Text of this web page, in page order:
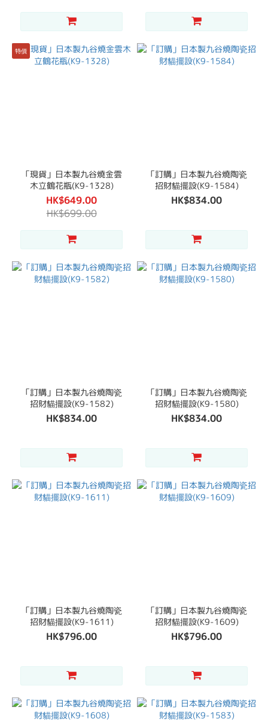
特價
「現貨」日本製九谷燒金雲
木立鶴花瓶(K9-1328)
HK$649.00
HK$699.00
「訂購」日本製九谷燒陶瓷
招財貓擺設(K9-1584)
HK$834.00
「訂購」日本製九谷燒陶瓷
招財貓擺設(K9-1582)
HK$834.00
「訂購」日本製九谷燒陶瓷
招財貓擺設(K9-1580)
HK$834.00
「訂購」日本製九谷燒陶瓷
招財貓擺設(K9-1611)
HK$796.00
「訂購」日本製九谷燒陶瓷
招財貓擺設(K9-1609)
HK$796.00